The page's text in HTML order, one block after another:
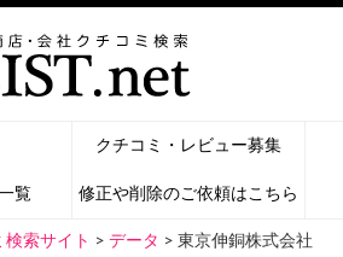
クチコミ・レビュー募集
覧 修正や削除のご依頼はこちら
索サイト > データ > 東京伸銅株式会社